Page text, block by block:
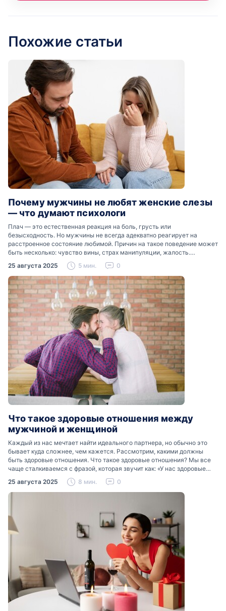
Похожие статьи
Почему мужчины не любят женские слезы
— что думают психологи
Плач — это естественная реакция на боль, грусть или
безысходность. Но мужчины не всегда адекватно реагирует на
расстроенное состояние любимой. Причин на такое поведение может
быть несколько: чувство вины, страх манипуляции, жалость.
Разобраться, почему мужчины боятся женских слез, помогут советы
психологов…
25 августа 2025 5 мин. 0
Что такое здоровые отношения между
мужчиной и женщиной
Каждый из нас мечтает найти идеального партнера, но обычно это
бывает куда сложнее, чем кажется. Рассмотрим, какими должны
быть здоровые отношения. Что такое здоровые отношения? Мы все
чаще сталкиваемся с фразой, которая звучит как: «У нас здоровые
отношения». Что именно подразумевается…
25 августа 2025 8 мин. 0